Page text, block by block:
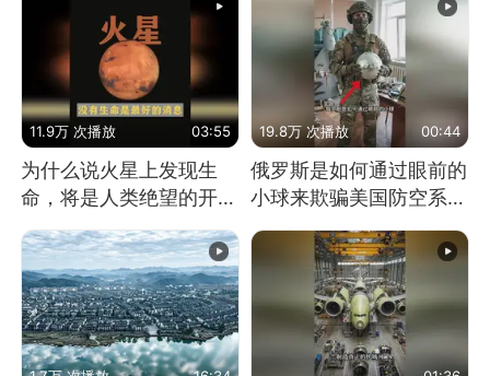
11.9万 次播放 03:55
为什么说火星上发现生
命，将是人类绝望的开
始？
19.8万 次播放 00:44
俄罗斯是如何通过眼前的
小球来欺骗美国防空系统
的